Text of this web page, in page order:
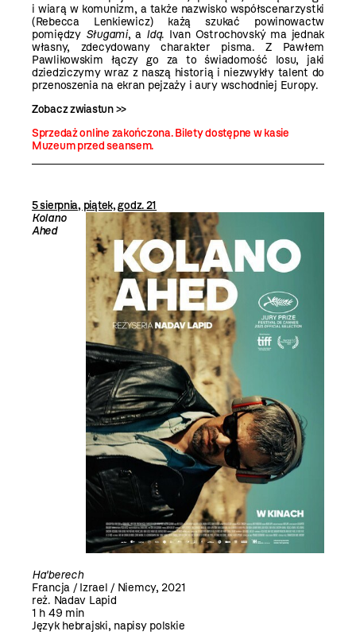
i wiarą w komunizm, a także nazwisko współscenarzystki
(Rebecca Lenkiewicz) każą szukać powinowactw
pomiędzy Sługami, a Idą. Ivan Ostrochovský ma jednak
własny, zdecydowany charakter pisma. Z Pawłem
Pawlikowskim łączy go za to świadomość losu, jaki
dziedziczymy wraz z naszą historią i niezwykły talent do
przenoszenia na ekran pejzaży i aury wschodniej Europy.
Zobacz zwiastun >>
Sprzedaż online zakończona. Bilety dostępne w kasie
Muzeum przed seansem.
5 sierpnia, piątek, godz. 21
Kolano
Ahed
Ha'berech
Francja / Izrael / Niemcy, 2021
reż. Nadav Lapid
1 h 49 min
Język hebrajski, napisy polskie